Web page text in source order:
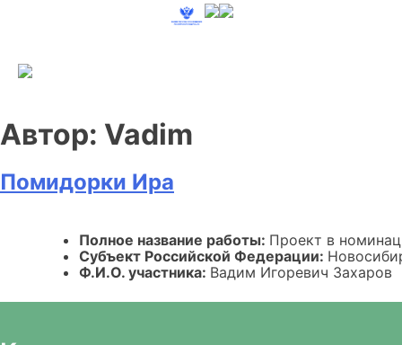
Автор: Vadim
Помидорки Ира
Полное название работы: Проект в
Субъект Российской Федерации:
Ф.И.О. участника: Вадим Игоревич Захаров